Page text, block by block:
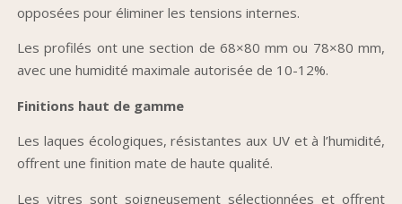
opposées pour éliminer les tensions internes.
Les profilés ont une section de 68×80 mm ou 78×80 mm,
avec une humidité maximale autorisée de 10-12%.
Finitions haut de gamme
Les laques écologiques, résistantes aux UV et à l’humidité,
offrent une finition mate de haute qualité.
Les vitres sont soigneusement sélectionnées et offrent